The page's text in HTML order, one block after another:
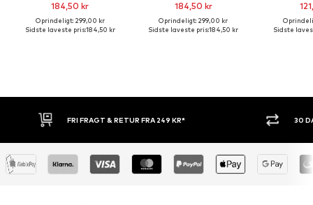
184,50 kr
Oprindeligt: 299,00 kr
Sidste laveste pris:184,50 kr
184,50 kr
Oprindeligt: 299,00 kr
Sidste laveste pris:184,50 kr
Sidste
FRI FRAGT & RETUR FRA 249 KR* 30